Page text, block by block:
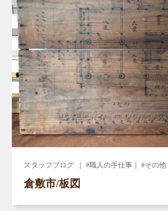
スタッフブログ ｜ #職人の手仕事｜ #その他
倉敷市/板図